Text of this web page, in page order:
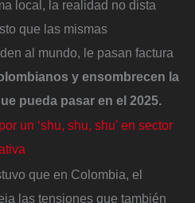
local, la realidad no dista
que las mismas
al mundo, le pasan factura
y ensombrecen la
pueda pasar en el 2025.
un ‘shu, shu, shu’ en sector
que en Colombia, el
las tensiones que también